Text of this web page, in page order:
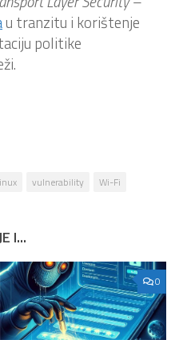
u tranzitu i korištenje
politike
vulnerability Wi-Fi
I...
0